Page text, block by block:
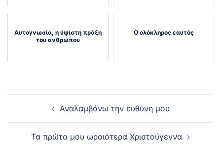
Αυτογνωσία, η ύψιστη πράξη
του ανθρώπου
Ο ολόκληρος εαυτός
navigationΑναλαμβάνω την ευθύνη μου
Τα πρώτα μου ωραιότερα Χριστούγεννα